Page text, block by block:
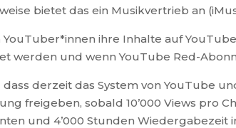
bietet das ein Musikvertrieb an
ihre Inhalte auf
werden und wenn YouTube Red-
derzeit das System von YouTube
freigeben, sobald 10’000 Views pro
und 4’000 Stunden Wiedergabezeit